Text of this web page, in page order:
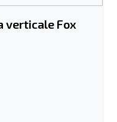
verticale Fox